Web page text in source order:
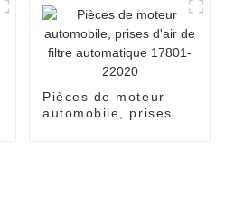
Pièces de moteur
automobile, prises